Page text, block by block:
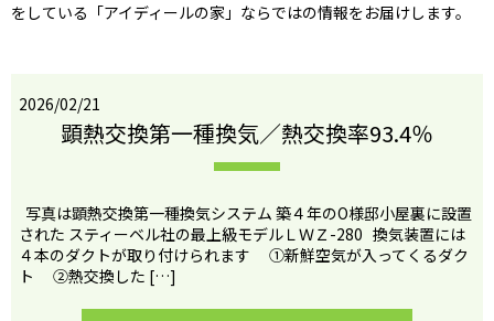
をしている「アイディールの家」ならではの情報をお届けします。
2026/02/21
顕熱交換第一種換気／熱交換率93.4％
写真は顕熱交換第一種換気システム 築４年のO様邸小屋裏に設置
された スティーベル社の最上級モデルＬＷＺ-280 換気装置には
４本のダクトが取り付けられます ①新鮮空気が入ってくるダク
ト ②熱交換した […]